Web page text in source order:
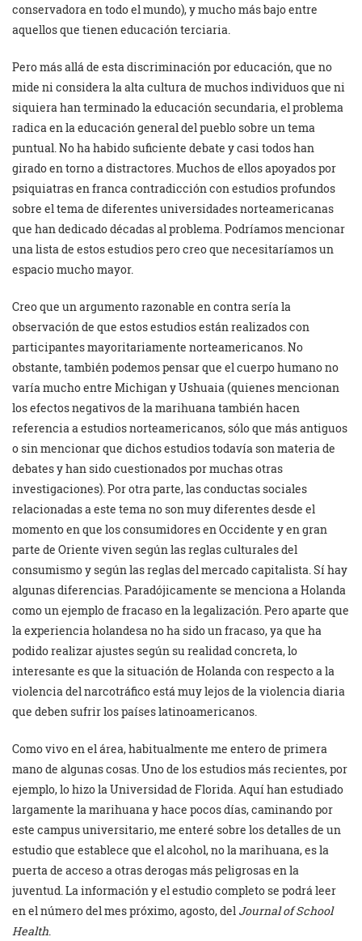
conservadora en todo el mundo), y mucho más bajo entre
aquellos que tienen educación terciaria.
Pero más allá de esta discriminación por educación, que no
mide ni considera la alta cultura de muchos individuos que ni
siquiera han terminado la educación secundaria, el problema
radica en la educación general del pueblo sobre un tema
puntual. No ha habido suficiente debate y casi todos han
girado en torno a distractores. Muchos de ellos apoyados por
psiquiatras en franca contradicción con estudios profundos
sobre el tema de diferentes universidades norteamericanas
que han dedicado décadas al problema. Podríamos mencionar
una lista de estos estudios pero creo que necesitaríamos un
espacio mucho mayor.
Creo que un argumento razonable en contra sería la
observación de que estos estudios están realizados con
participantes mayoritariamente norteamericanos. No
obstante, también podemos pensar que el cuerpo humano no
varía mucho entre Michigan y Ushuaia (quienes mencionan
los efectos negativos de la marihuana también hacen
referencia a estudios norteamericanos, sólo que más antiguos
o sin mencionar que dichos estudios todavía son materia de
debates y han sido cuestionados por muchas otras
investigaciones). Por otra parte, las conductas sociales
relacionadas a este tema no son muy diferentes desde el
momento en que los consumidores en Occidente y en gran
parte de Oriente viven según las reglas culturales del
consumismo y según las reglas del mercado capitalista. Sí hay
algunas diferencias. Paradójicamente se menciona a Holanda
como un ejemplo de fracaso en la legalización. Pero aparte que
la experiencia holandesa no ha sido un fracaso, ya que ha
podido realizar ajustes según su realidad concreta, lo
interesante es que la situación de Holanda con respecto a la
violencia del narcotráfico está muy lejos de la violencia diaria
que deben sufrir los países latinoamericanos.
Como vivo en el área, habitualmente me entero de primera
mano de algunas cosas. Uno de los estudios más recientes, por
ejemplo, lo hizo la Universidad de Florida. Aquí han estudiado
largamente la marihuana y hace pocos días, caminando por
este campus universitario, me enteré sobre los detalles de un
estudio que establece que el alcohol, no la marihuana, es la
puerta de acceso a otras derogas más peligrosas en la
juventud. La información y el estudio completo se podrá leer
en el número del mes próximo, agosto, del Journal of School
Health